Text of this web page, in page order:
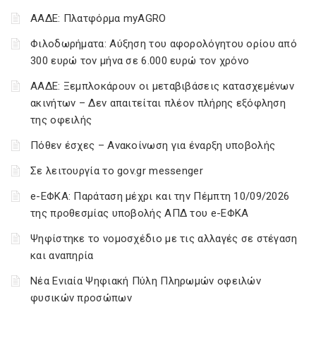
ΑΑΔΕ: Πλατφόρμα myAGRO
Φιλοδωρήματα: Αύξηση του αφορολόγητου ορίου από
300 ευρώ τον μήνα σε 6.000 ευρώ τον χρόνο
ΑΑΔΕ: Ξεμπλοκάρουν οι μεταβιβάσεις κατασχεμένων
ακινήτων – Δεν απαιτείται πλέον πλήρης εξόφληση
της οφειλής
Πόθεν έσχες – Ανακοίνωση για έναρξη υποβολής
Σε λειτουργία το gov.gr messenger
e-ΕΦΚΑ: Παράταση μέχρι και την Πέμπτη 10/09/2026
της προθεσμίας υποβολής ΑΠΔ του e-ΕΦΚΑ
Ψηφίστηκε το νομοσχέδιο με τις αλλαγές σε στέγαση
και αναπηρία
Νέα Ενιαία Ψηφιακή Πύλη Πληρωμών οφειλών
φυσικών προσώπων